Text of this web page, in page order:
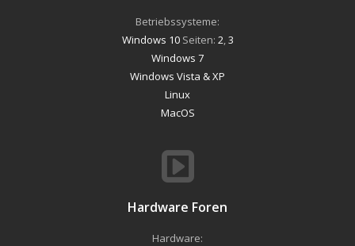
Betriebssysteme:
Windows 10Seiten: 2 3
Windows 7
Windows Vista & XP
Linux
MacOS
Hardware Foren
Hardware: